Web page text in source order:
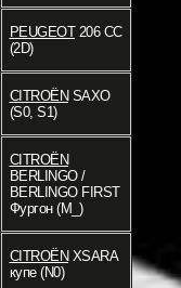
PEUGEOT206 CC
(2D)
CITROËNSAXO
(S0, S1)
CITROËN
BERLINGO /
BERLINGO FIRST
Фургон (M_)
CITROËNXSARA
купе (N0)